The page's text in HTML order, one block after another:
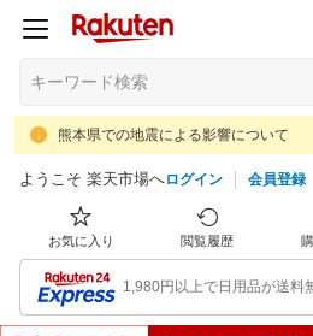
熊本県での地震による影響について
ようこそ 楽天市場へログイン 会員登録
お気に入り 閲覧履歴
1,980円以上で日用品が送料